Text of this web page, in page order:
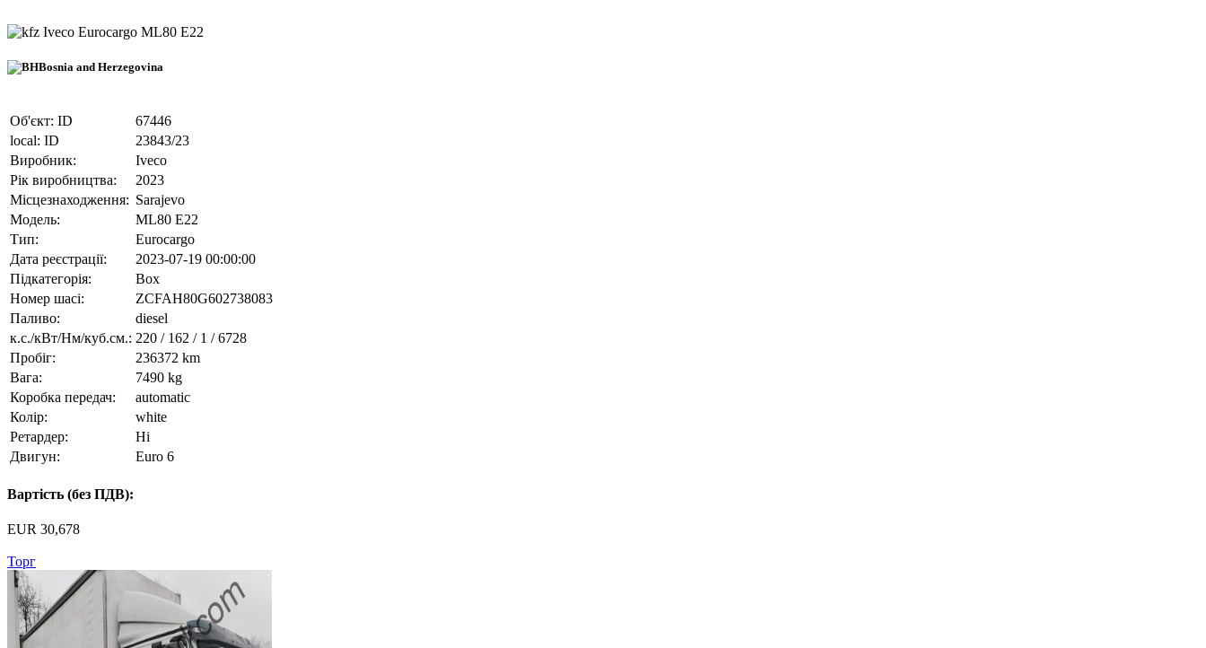
Iveco Eurocargo ML80 E22
Bosnia and Herzegovina
Об'єкт: ID
67446
local: ID
23843/23
Виробник:
Iveco
Рік виробництва:
2023
Місцезнаходження: Sarajevo
Модель:
ML80 E22
Тип:
Eurocargo
Дата реєстрації:
2023-07-19 00:00:00
Підкатегорія:
Box
Номер шасі:
ZCFAH80G602738083
Паливо:
diesel
к.с./кВт/Нм/куб.см.: 220 / 162 / 1 / 6728
Пробіг:
236372 km
Вага:
7490 kg
Коробка передач:
automatic
Колір:
white
Ретардер:
Ні
Двигун:
Euro 6
Вартість (без ПДВ):
EUR 30,678
Торг